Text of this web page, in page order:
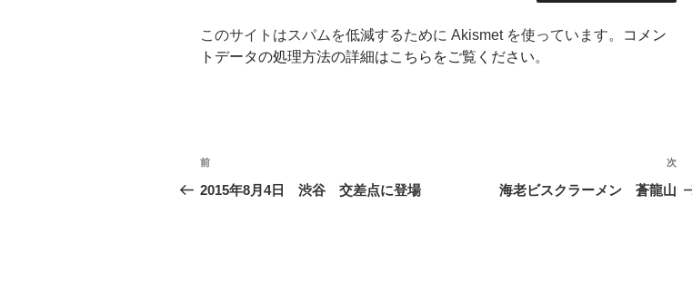
このサイトはスパムを低減するために Akismet を使っています。
コメン
トデータの処理方法の詳細はこちらをご覧ください。
投
稿
前
の
前
2015年8月4日 渋谷 交差点に登場
次
の
次
海老ビスクラーメン 蒼龍山